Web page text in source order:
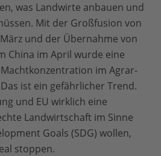
was Landwirte anbauen und
Mit der Großfusion von
und der Übernahme von
China im April wurde eine
im Agrar-
ist ein gefährlicher Trend.
und EU wirklich eine
Landwirtschaft im Sinne
Goals (SDG) wollen,
stoppen.